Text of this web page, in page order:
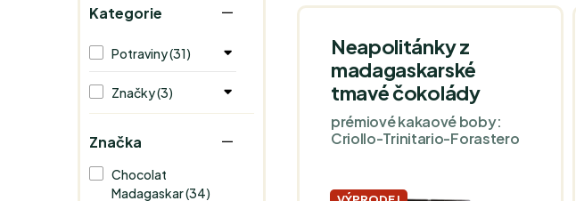
Kategorie
Potraviny (31)
Značky (3)
Značka
Chocolat
Madagaskar (34)
Neapolitánky z
madagaskarské
tmavé čokolády
prémiové kakaové boby:
Criollo-Trinitario-Forastero